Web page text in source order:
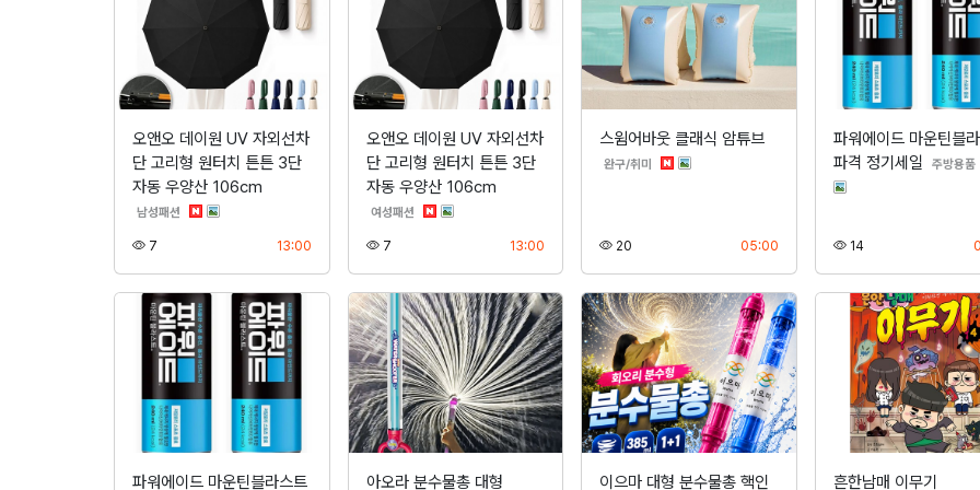
오앤오 데이원 UV 자외선차
단 고리형 원터치 튼튼 3단
자동 우양산 106cm
남성패션 분류
7 13:00등록
오앤오 데이원 UV 자외선차
단 고리형 원터치 튼튼 3단
자동 우양산 106cm
여성패션분류
7조회 13:00
스윔어바웃 클래식 암튜브
완구/취미 분류
20 05:00등록
파워에이드 마운틴블
파격 정기세일
주방용품
14조회
파워에이드 마운틴블라스트 아오라 분수물총 대형 이으마 대형 분수물총 핵인 흔한남매 이무기